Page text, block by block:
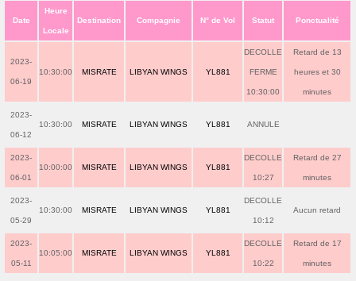
Date
Heure
Locale
Destination Compagnie N° de Vol Statut Ponctualité
2023-
06-19
10:30:00 MISRATE LIBYAN WINGS YL881
DECOLLE
FERME
10:30:00
Retard de 13
heures et 30
minutes
2023-
06-12
10:30:00 MISRATE LIBYAN WINGS YL881 ANNULE
2023-
06-01
10:00:00 MISRATE LIBYAN WINGS YL881
DECOLLE
10:27
Retard de 27
minutes
2023-
05-29
10:30:00 MISRATE LIBYAN WINGS YL881
DECOLLE
10:12
Aucun retard
2023-
05-11
10:05:00 MISRATE LIBYAN WINGS YL881
DECOLLE
10:22
Retard de 17
minutes